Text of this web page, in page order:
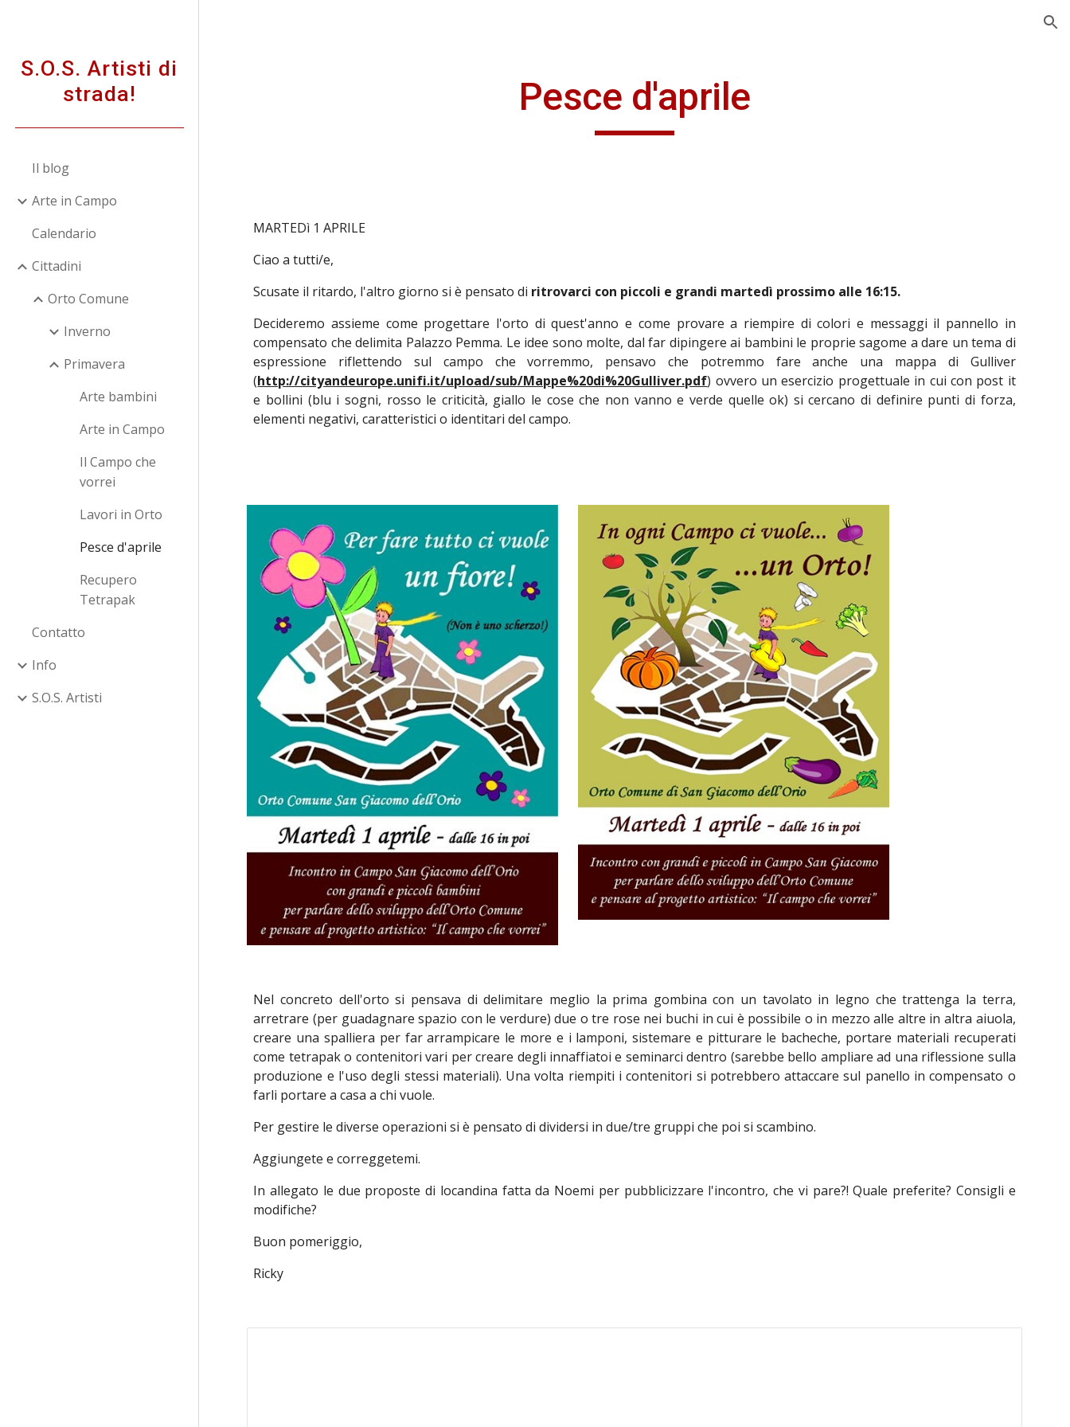
S.O.S. Artisti di
strada!
Il blog
Arte in Campo
Calendario
Cittadini
Orto Comune
Inverno
Primavera
Arte bambini
Arte in Campo
Il Campo che
vorrei
Lavori in Orto
Pesce d'aprile
Recupero
Tetrapak
Contatto
Info
S.O.S. Artisti
Pesce d'aprile
MARTEDì 1 APRILE
Ciao a tutti/e,
Scusate il ritardo, l'altro giorno si è pensato di ritrovarci con piccoli e grandi martedì prossimo alle 16:15.
Decideremo assieme come progettare l'orto di quest'anno e come provare a riempire di colori e messaggi il pannello in
compensato che delimita Palazzo Pemma. Le idee sono molte, dal far dipingere ai bambini le proprie sagome a dare un tema di
espressione riflettendo sul campo che vorremmo, pensavo che potremmo fare anche una mappa di Gulliver
(http://cityandeurope.unifi.it/upload/sub/Mappe%20di%20Gulliver.pdf) ovvero un esercizio progettuale in cui con post it
e bollini (blu i sogni, rosso le criticità, giallo le cose che non vanno e verde quelle ok) si cercano di definire punti di forza,
elementi negativi, caratteristici o identitari del campo.
Nel concreto dell'orto si pensava di delimitare meglio la prima gombina con un tavolato in legno che trattenga la terra,
arretrare (per guadagnare spazio con le verdure) due o tre rose nei buchi in cui è possibile o in mezzo alle altre in altra aiuola,
creare una spalliera per far arrampicare le more e i lamponi, sistemare e pitturare le bacheche, portare materiali recuperati
come tetrapak o contenitori vari per creare degli innaffiatoi e seminarci dentro (sarebbe bello ampliare ad una riflessione sulla
produzione e l'uso degli stessi materiali). Una volta riempiti i contenitori si potrebbero attaccare sul panello in compensato o
farli portare a casa a chi vuole.
Per gestire le diverse operazioni si è pensato di dividersi in due/tre gruppi che poi si scambino.
Aggiungete e correggetemi.
In allegato le due proposte di locandina fatta da Noemi per pubblicizzare l'incontro, che vi pare?! Quale preferite? Consigli e
modifiche?
Buon pomeriggio,
Ricky